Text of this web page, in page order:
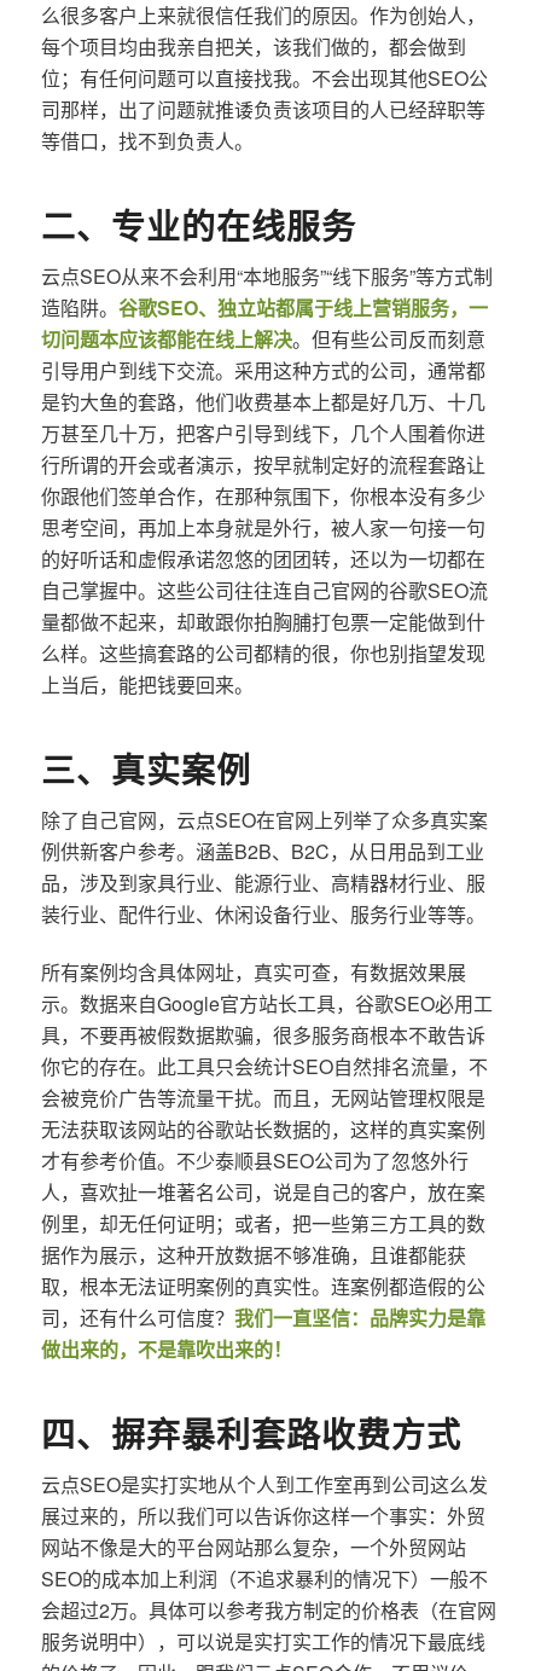
么很多客户上来就很信任我们的原因。作为创始人，
每个项目均由我亲自把关，该我们做的，都会做到
位；有任何问题可以直接找我。不会出现其他SEO公
司那样，出了问题就推诿负责该项目的人已经辞职等
等借口，找不到负责人。
二、专业的在线服务
云点SEO从来不会利用“本地服务”“线下服务”等方式制
造陷阱。 谷歌SEO、独立站都属于线上营销服务，一
切问题本应该都能在线上解决。但有些公司反而刻意
引导用户到线下交流。采用这种方式的公司，通常都
是钓大鱼的套路，他们收费基本上都是好几万、十几
万甚至几十万，把客户引导到线下，几个人围着你进
行所谓的开会或者演示，按早就制定好的流程套路让
你跟他们签单合作，在那种氛围下，你根本没有多少
思考空间，再加上本身就是外行，被人家一句接一句
的好听话和虚假承诺忽悠的团团转，还以为一切都在
自己掌握中。这些公司往往连自己官网的谷歌SEO流
量都做不起来，却敢跟你拍胸脯打包票一定能做到什
么样。这些搞套路的公司都精的很，你也别指望发现
上当后，能把钱要回来。
三、真实案例
除了自己官网，云点SEO在官网上列举了众多真实案
例供新客户参考。涵盖B2B、B2C，从日用品到工业
品，涉及到家具行业、能源行业、高精器材行业、服
装行业、配件行业、休闲设备行业、服务行业等等。
所有案例均含具体网址，真实可查，有数据效果展
示。数据来自Google官方站长工具，谷歌SEO必用工
具，不要再被假数据欺骗，很多服务商根本不敢告诉
你它的存在。此工具只会统计SEO自然排名流量，不
会被竞价广告等流量干扰。而且，无网站管理权限是
无法获取该网站的谷歌站长数据的，这样的真实案例
才有参考价值。不少泰顺县SEO公司为了忽悠外行
人，喜欢扯一堆著名公司，说是自己的客户，放在案
例里，却无任何证明；或者，把一些第三方工具的数
据作为展示，这种开放数据不够准确，且谁都能获
取，根本无法证明案例的真实性。连案例都造假的公
司，还有什么可信度？ 我们一直坚信：品牌实力是靠
做出来的，不是靠吹出来的！
四、摒弃暴利套路收费方式
云点SEO是实打实地从个人到工作室再到公司这么发
展过来的，所以我们可以告诉你这样一个事实：外贸
网站不像是大的平台网站那么复杂，一个外贸网站
SEO的成本加上利润（不追求暴利的情况下）一般不
会超过2万。具体可以参考我方制定的价格表（在官网
服务说明中），可以说是实打实工作的情况下最底线